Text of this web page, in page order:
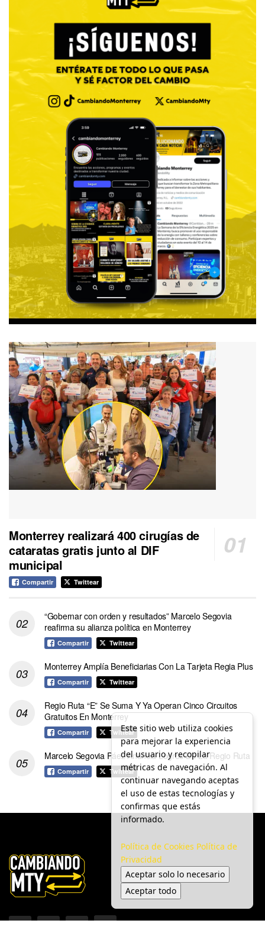
Monterrey realizará 400 cirugías de
cataratas gratis junto al DIF
municipal
Compartir Twittear
“Gobernar con orden y resultados” Marcelo Segovia
reafirma su alianza política en Monterrey
Compartir Twittear
Monterrey Amplía Beneficiarias Con La Tarjeta Regia Plus
Compartir Twittear
Regio Ruta “E” Se Suma Y Ya Operan Cinco Circuitos
Gratuitos En Monterrey
Compartir Twittear
Marcelo Segovia Páez Anuncia Logros De La Regio Ruta
Compartir Twittear
Este sitio web utiliza cookies
para mejorar la experiencia
del usuario y recopilar
métricas de navegación. Al
continuar navegando aceptas
el uso de estas tecnologías y
confirmas que estás
informado.
Política de Cookies Política de
Privacidad
Aceptar solo lo necesario
Aceptar todo